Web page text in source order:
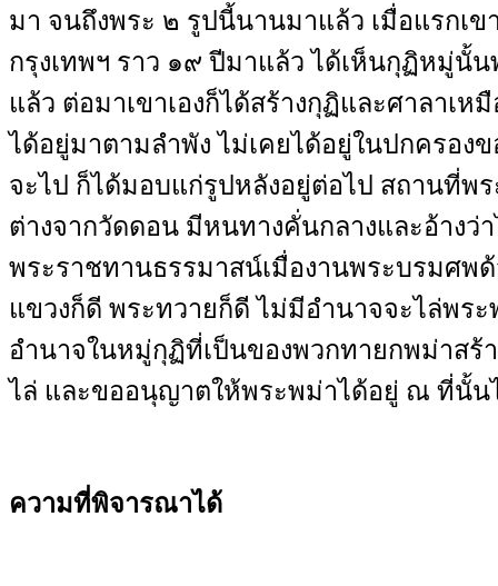
มา จนถึงพระ ๒ รูปนี้นานมาแล้ว เมื่อแรกเข
กรุงเทพฯ ราว ๑๙ ปีมาแล้ว ได้เห็นกุฏิหมู่นั้
แล้ว ต่อมาเขาเองก็ได้สร้างกุฏิและศาลาเห
ได้อยู่มาตามลำพัง ไม่เคยได้อยู่ในปกครอง
จะไป ก็ได้มอบแก่รูปหลังอยู่ต่อไป สถานที่พ
ต่างจากวัดดอน มีหนทางคั่นกลางและอ้างว่
พระราชทานธรรมาสน์เมื่องานพระบรมศพ
แขวงก็ดี พระทวายก็ดี ไม่มีอำนาจจะไล่พร
อำนาจในหมู่กุฏิที่เป็นของพวกทายกพม่าสร้
ไล่ และขออนุญาตให้พระพม่าได้อยู่ ณ ที่นั้น
ความที่พิจารณาได้